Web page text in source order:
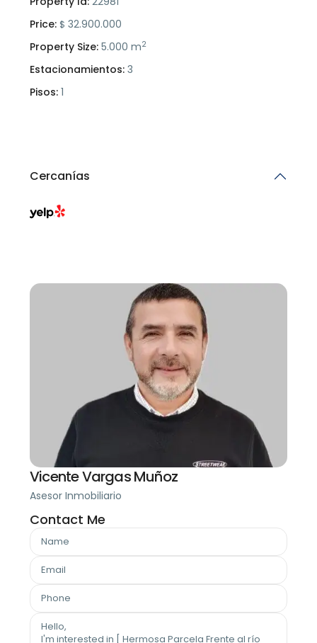
Price: $ 32.900.000
Property Size: 5.000 m2
Estacionamientos: 3
Pisos: 1
Cercanías
Vicente Vargas Muñoz
Asesor Inmobiliario
Contact Me